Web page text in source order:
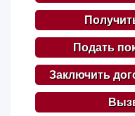
Подать
Заключить